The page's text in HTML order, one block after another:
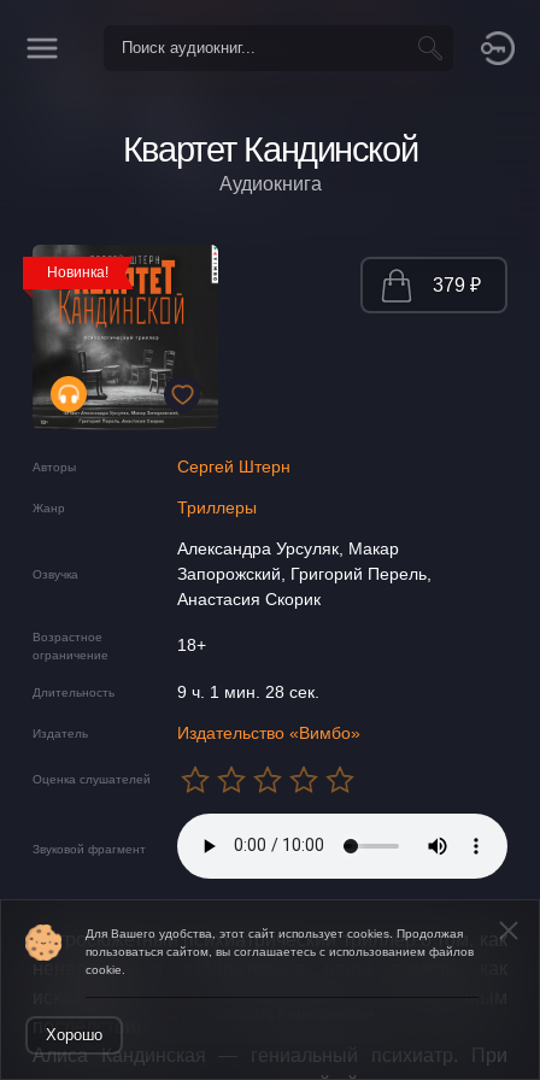
Квартет Кандинской
Аудиокнига
Новинка!
Авторы Сергей Штерн
Жанр Триллеры
Озвучка
Александра Урсуляк, Макар
Запорожский, Григорий Перель,
Анастасия Скорик
Возрастное
ограничение
18+
Длительность 9 ч. 1 мин. 28 сек.
Издатель Издательство «Вимбо»
Оценка слушателей
Звуковой фрагмент
379 ₽
Остросюжетный психиатрический триллер о том, как
ненадежна и избирательна наша память, как
последствиям это может привести.
Алиса Кандинская — гениальный психиатр. При
Для Вашего удобства, этот сайт использует cookies. Продолжая
пользоваться сайтом, вы соглашаетесь с использованием файлов
cookie.
Хорошо